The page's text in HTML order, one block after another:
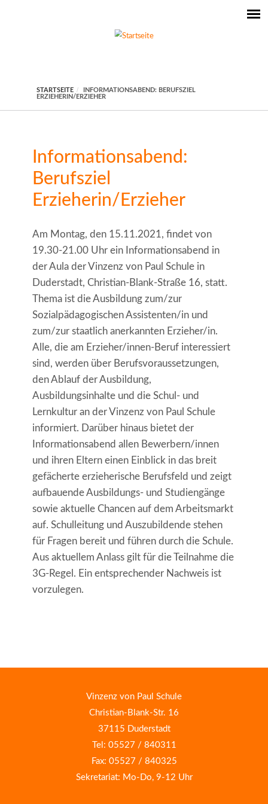
STARTSEITE
INFORMATIONSABEND: BERUFSZIEL
ERZIEHERIN/ERZIEHER
Informationsabend:
Berufsziel
Erzieherin/Erzieher
Am Montag, den 15.11.2021, findet von
19.30-21.00 Uhr ein Informationsabend in
der Aula der Vinzenz von Paul Schule in
Duderstadt, Christian-Blank-Straße 16, statt.
Thema ist die Ausbildung zum/zur
Sozialpädagogischen Assistenten/in und
zum/zur staatlich anerkannten Erzieher/in.
Alle, die am Erzieher/innen-Beruf interessiert
sind, werden über Berufsvoraussetzungen,
den Ablauf der Ausbildung,
Ausbildungsinhalte und die Schul- und
Lernkultur an der Vinzenz von Paul Schule
informiert. Darüber hinaus bietet der
Informationsabend allen Bewerbern/innen
und ihren Eltern einen Einblick in das breit
gefächerte erzieherische Berufsfeld und zeigt
aufbauende Ausbildungs- und Studiengänge
sowie aktuelle Chancen auf dem Arbeitsmarkt
auf. Schulleitung und Auszubildende stehen
für Fragen bereit und führen durch die Schule.
Aus aktuellem Anlass gilt für die Teilnahme die
3G-Regel. Ein entsprechender Nachweis ist
vorzulegen.
Vinzenz von Paul Schule
Christian-Blank-Str. 16
37115 Duderstadt
Tel: 05527 / 840311
Fax: 05527 / 840325
Sekretariat: Mo-Do, 9-12 Uhr